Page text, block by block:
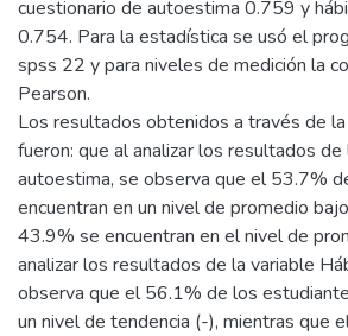
cuestionario de autoestima 0.759 y
0.754. Para la estadística se usó el
spss 22 y para niveles de medición la
Pearson.
Los resultados obtenidos a través de
fueron: que al analizar los resultados de
autoestima, se observa que el 53.7%
encuentran en un nivel de promedio
43.9% se encuentran en el nivel de
analizar los resultados de la variable
observa que el 56.1% de los
un nivel de tendencia (-), mientras que